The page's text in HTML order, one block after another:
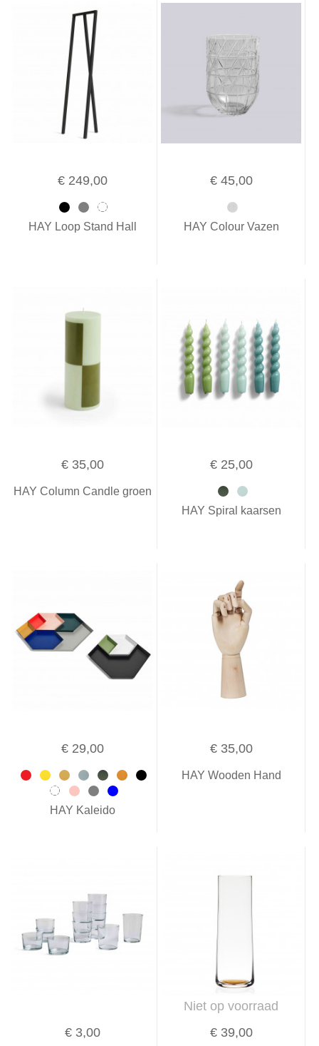
€ 249,00
HAY Loop Stand Hall
€ 45,00
HAY Colour Vazen
€ 35,00
HAY Column Candle groen
€ 25,00
HAY Spiral kaarsen
€ 29,00
HAY Kaleido
€ 35,00
HAY Wooden Hand
€ 3,00
Niet op voorraad
€ 39,00